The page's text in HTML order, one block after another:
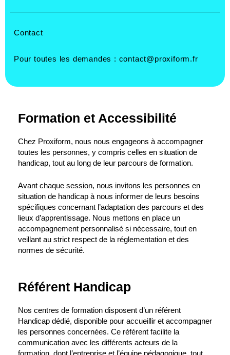
Contact
Pour toutes les demandes : contact@proxiform.fr
Formation et Accessibilité
Chez Proxiform, nous nous engageons à accompagner
toutes les personnes, y compris celles en situation de
handicap, tout au long de leur parcours de formation.
Avant chaque session, nous invitons les personnes en
situation de handicap à nous informer de leurs besoins
spécifiques concernant l’adaptation des parcours et des
lieux d’apprentissage. Nous mettons en place un
accompagnement personnalisé si nécessaire, tout en
veillant au strict respect de la réglementation et des
normes de sécurité.
Référent Handicap
Nos centres de formation disposent d’un référent
Handicap dédié, disponible pour accueillir et accompagner
les personnes concernées. Ce référent facilite la
communication avec les différents acteurs de la
formation, dont l’entreprise et l’équipe pédagogique, tout